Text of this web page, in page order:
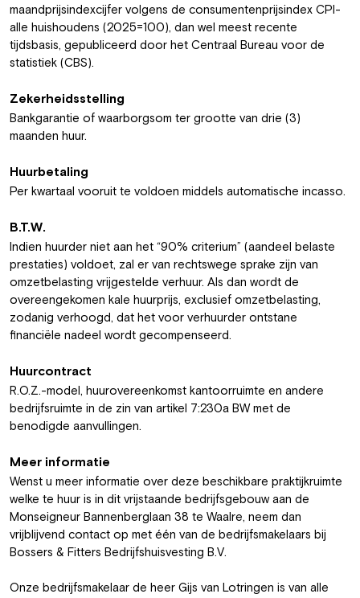
maandprijsindexcijfer volgens de consumentenprijsindex CPI-
alle huishoudens (2025=100), dan wel meest recente
tijdsbasis, gepubliceerd door het Centraal Bureau voor de
statistiek (CBS).
Zekerheidsstelling
Bankgarantie of waarborgsom ter grootte van drie (3)
maanden huur.
Huurbetaling
Per kwartaal vooruit te voldoen middels automatische incasso.
B.T.W.
Indien huurder niet aan het “90% criterium” (aandeel belaste
prestaties) voldoet, zal er van rechtswege sprake zijn van
omzetbelasting vrijgestelde verhuur. Als dan wordt de
overeengekomen kale huurprijs, exclusief omzetbelasting,
zodanig verhoogd, dat het voor verhuurder ontstane
financiële nadeel wordt gecompenseerd.
Huurcontract
R.O.Z.-model, huurovereenkomst kantoorruimte en andere
bedrijfsruimte in de zin van artikel 7:230a BW met de
benodigde aanvullingen.
Meer informatie
Wenst u meer informatie over deze beschikbare praktijkruimte
welke te huur is in dit vrijstaande bedrijfsgebouw aan de
Monseigneur Bannenberglaan 38 te Waalre, neem dan
vrijblijvend contact op met één van de bedrijfsmakelaars bij
Bossers & Fitters Bedrijfshuisvesting B.V.
Onze bedrijfsmakelaar de heer Gijs van Lotringen is van alle